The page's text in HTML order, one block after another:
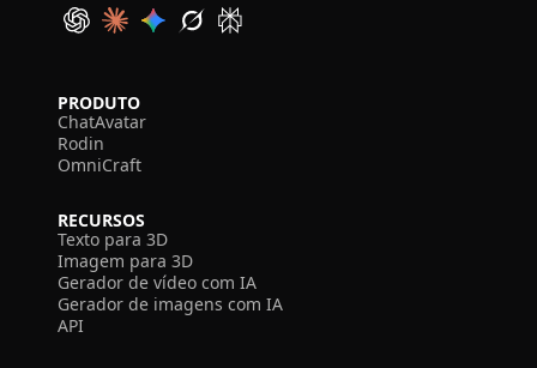
PRODUTO
ChatAvatar
Rodin
OmniCraft
RECURSOS
Texto para 3D
Imagem para 3D
Gerador de vídeo com IA
Gerador de imagens com IA
API